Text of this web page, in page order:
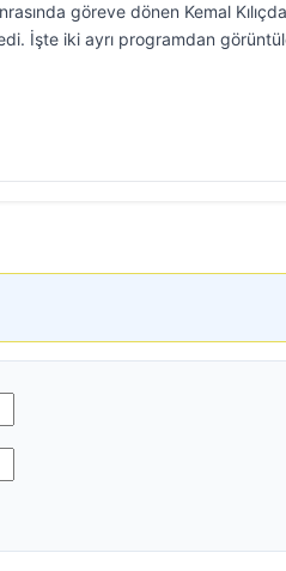
göreve dönen Kemal
İşte iki ayrı programdan